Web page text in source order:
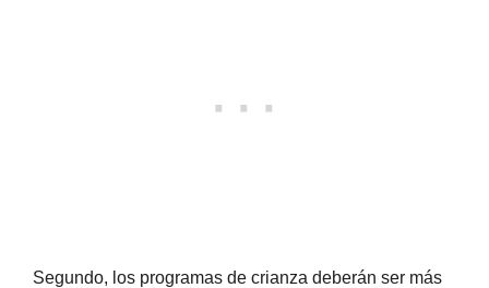
Segundo, los programas de crianza deberán ser más